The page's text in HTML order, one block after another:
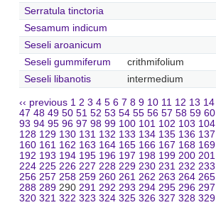
Serratula tinctoria
Sesamum indicum
Seseli aroanicum
Seseli gummiferum
crithmifolium
Seseli libanotis
intermedium
‹‹ previous 1 2 3 4 5 6 7 8 9 10 11 12 13 14
47 48 49 50 51 52 53 54 55 56 57 58 59 60
93 94 95 96 97 98 99 100 101 102 103 104
128 129 130 131 132 133 134 135 136 137
160 161 162 163 164 165 166 167 168 169
192 193 194 195 196 197 198 199 200 201
224 225 226 227 228 229 230 231 232 233
256 257 258 259 260 261 262 263 264 265
288 289 290 291 292 293 294 295 296 297
320 321 322 323 324 325 326 327 328 329